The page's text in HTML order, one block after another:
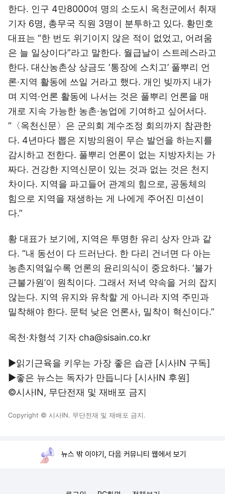
한다. 인구 4만8000여 명의 소도시 옥천군에서 취재
기자 6명, 총무국 직원 3명이 분투하고 있다. 황민호
대표는 “한 번도 위기이지 않은 적이 없었고, 어려움
은 늘 일상이다”라고 말한다. 월급날이 스트레스라고
한다. 대산농촌상 상금도 ‘통장에 스치고’ 풀뿌리 언
론·지역 활동에 쓰일 거라고 했다. 개인 빚까지 내가
며 지역·언론 활동에 나서는 것은 풀뿌리 언론을 매
개로 지속 가능한 농촌·농업에 기여하고 싶어서다.
“〈옥천신문〉은 군의회 계수조정 회의까지 참관한
다. 4년마다 뽑은 지방의원이 무슨 발언을 하는지를
감시하고 전한다. 풀뿌리 언론이 없는 지방자치는 가
짜다. 건강한 지역신문이 있는 것과 없는 것은 천지
차이다. 지역을 파고들어 관계의 힘으로, 공동체의
힘으로 지역을 재생하는 게 나에게 주어진 미션이
다.”
황 대표가 보기에, 지역은 투명한 유리 상자 안과 같
다. “내 동선이 다 드러난다. 한 다리 건너면 다 아는
농촌지역일수록 언론의 윤리의식이 중요하다. ‘불가
근불가원’이 원칙이다. 그래서 저녁 약속을 거의 잡지
않는다. 지역 유지와 유착할 게 아니라 지역 주민과
밀착해야 한다. 문턱 낮은 언론사, 밀착이 혁신이다.”
옥천·차형석 기자 cha@sisain.co.kr
▶읽기근육을 키우는 가장 좋은 습관 [시사IN 구독]
▶좋은 뉴스는 독자가 만듭니다 [시사IN 후원]
©시사IN, 무단전재 및 재배포 금지
Copyright © 시사IN. 무단전재 및 재배포 금지.
뉴스 밖 이야기, 다음 커뮤니티 웹에서 보기